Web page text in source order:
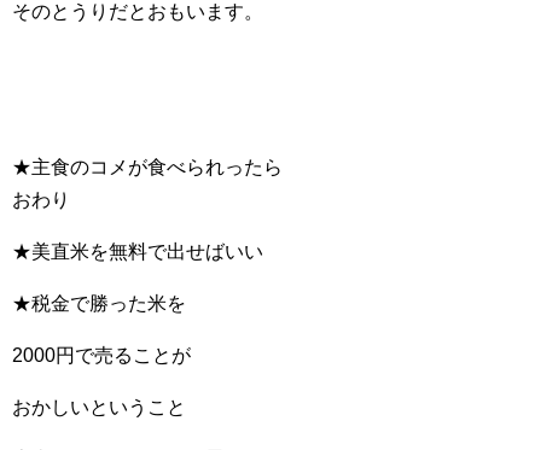
そのとうりだとおもいます。
★主食のコメが食べられったら
おわり
★美直米を無料で出せばいい
★税金で勝った米を
2000円で売ることが
おかしいということ